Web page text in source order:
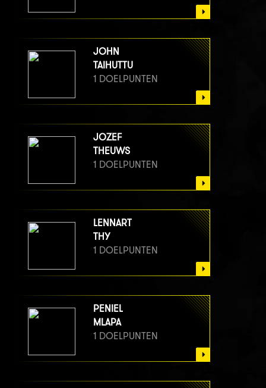
JOHN
TAIHUTTU
1 DOELPUNTEN
JOZEF
THEUWS
1 DOELPUNTEN
LENNART
THY
1 DOELPUNTEN
PENIEL
MLAPA
1 DOELPUNTEN